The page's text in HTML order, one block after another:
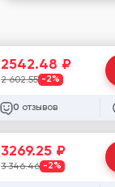
2542.48 ₽
2 602.55 -2%
0 отзывов
3269.25 ₽
3 346.46 -2%